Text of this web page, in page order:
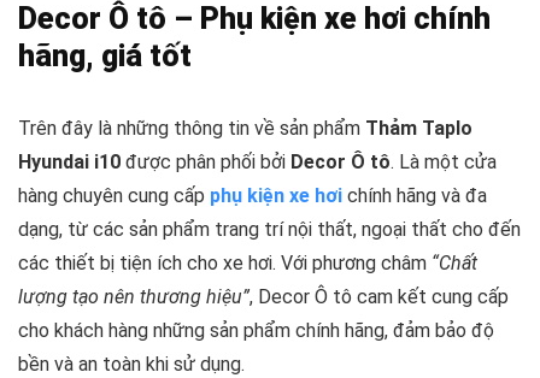
Decor Ô tô – Phụ kiện xe hơi chính
hãng, giá tốt
Trên đây là những thông tin về sản phẩm Thảm Taplo
Hyundai i10 được phân phối bởi Decor Ô tô. Là một cửa
hàng chuyên cung cấp phụ kiện xe hơi chính hãng và đa
dạng, từ các sản phẩm trang trí nội thất, ngoại thất cho đến
các thiết bị tiện ích cho xe hơi. Với phương châm “Chất
lượng tạo nên thương hiệu”, Decor Ô tô cam kết cung cấp
cho khách hàng những sản phẩm chính hãng, đảm bảo độ
bền và an toàn khi sử dụng.